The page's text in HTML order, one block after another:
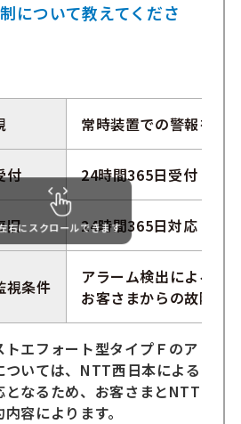
について教えてくださ
常時装置での警報を監
付 24時間365日受付
旧 24時間365日対応
視条件
アラーム検出による故
お客さまからの故障申
右にスクロールできます
トエフォート型タイプＦのア
ついては、NTT西日本による
となるため、お客さまとNTT
容によります。